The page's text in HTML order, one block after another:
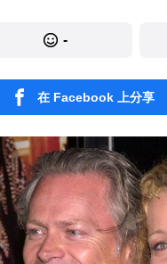
-
在 Facebook 上分享